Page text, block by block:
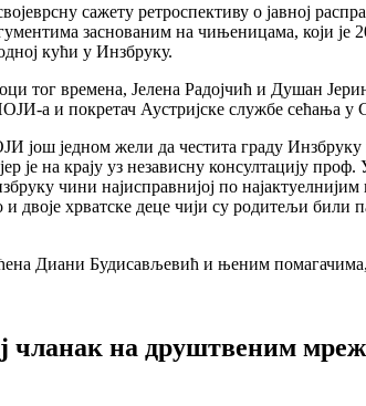
сажету ретроспективу о јавној
заснованим на чињеницама, који је
кући у Инзбруку.
тог времена, Јелена Радојчић и Душан
а и покретач Аустријске службе сећања у
једном жели да честита граду Инзбруку
је на крају уз независну консултацију
чини најисправнијој по
двоје хрватске деце чији су родитељи
Диани Будисављевић и њеним
чланак на друштвеним